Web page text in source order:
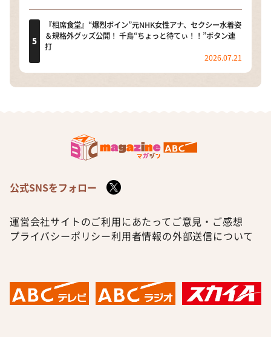
『相席食堂』“爆烈ボイン”元NHK女性アナ、セクシー水着姿
＆規格外グッズ公開！ 千鳥“ちょっと待てぃ！！”ボタン連
打
2026.07.21
公式SNSをフォロー
運営会社サイトのご利用にあたって ご意見・ご感想
プライバシーポリシー利用者情報の外部送信について